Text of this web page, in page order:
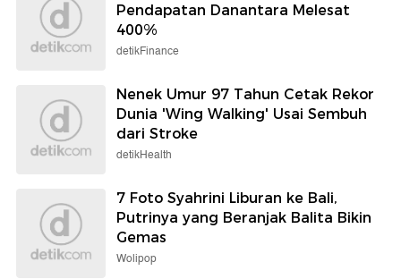
Pendapatan Danantara Melesat
400%
detikFinance
Nenek Umur 97 Tahun Cetak Rekor
Dunia 'Wing Walking' Usai Sembuh
dari Stroke
detikHealth
7 Foto Syahrini Liburan ke Bali,
Putrinya yang Beranjak Balita Bikin
Gemas
Wolipop